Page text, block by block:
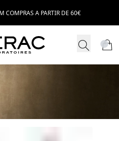
COMPRAS A PARTIR DE 60€